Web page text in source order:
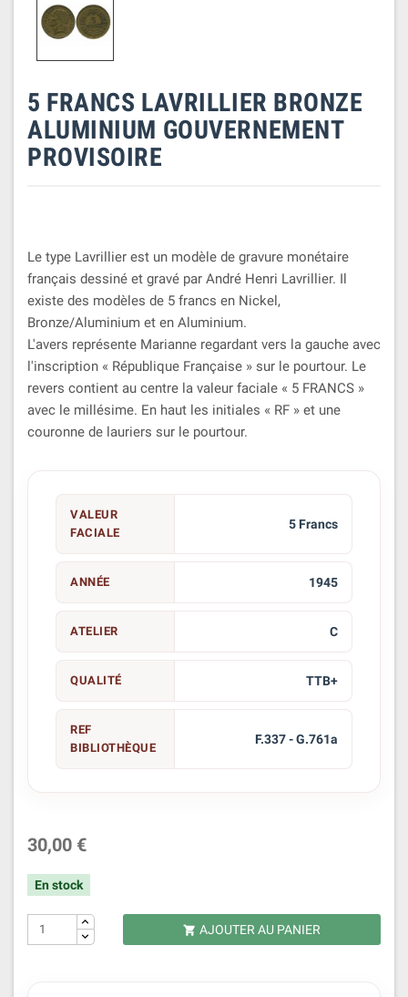
5 FRANCS LAVRILLIER BRONZE
ALUMINIUM GOUVERNEMENT
PROVISOIRE
Le type Lavrillier est un modèle de gravure monétaire
français dessiné et gravé par André Henri Lavrillier. Il
existe des modèles de 5 francs en Nickel,
Bronze/Aluminium et en Aluminium.
L'avers représente Marianne regardant vers la gauche avec
l'inscription « République Française » sur le pourtour. Le
revers contient au centre la valeur faciale « 5 FRANCS »
avec le millésime. En haut les initiales « RF » et une
couronne de lauriers sur le pourtour.
VALEUR
FACIALE
5 Francs
ANNÉE 1945
ATELIER C
QUALITÉ TTB+
REF
BIBLIOTHÈQUE
F.337 - G.761a
30,00 €
En stock
 AJOUTER AU PANIER